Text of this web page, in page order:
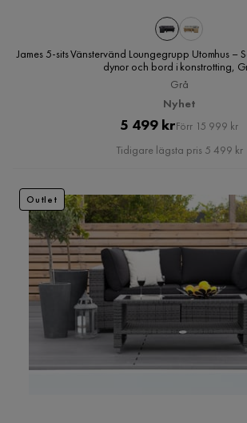
James 5-sits Vänstervänd Loungegrupp Utomhus –
dynor och bord i konstrotting,
Grå
Nyhet
Pris
5 499 krOriginal
Pris
Förr 15 999 kr
Tidigare lägsta pris 5 499 kr
Outlet